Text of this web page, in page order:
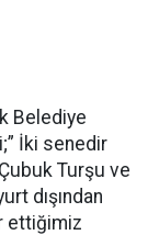
Belediye
İki senedir
Turşu ve
dışından
ettiğimiz